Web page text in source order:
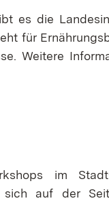
es die
für
Weitere
im
sich auf der